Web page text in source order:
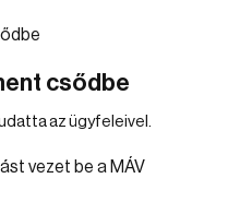
csődbe
az ügyfeleivel.